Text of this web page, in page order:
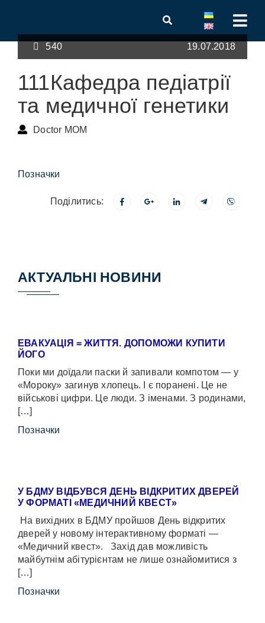
540 19.07.2018
111Кафедра педіатрії
та медичної генетики
Doctor MOM
Позначки
Поділитись:
АКТУАЛЬНІ НОВИНИ
ЕВАКУАЦІЯ = ЖИТТЯ. ДОПОМОЖИ КУПИТИ
ЙОГО
Поки ми доїдали паски й запивали компотом — у
«Мороку» загинув хлопець. І є поранені. Це не
військові цифри. Це люди. З іменами. З родинами,
[…]
Позначки
У БДМУ ВІДБУВСЯ ДЕНЬ ВІДКРИТИХ ДВЕРЕЙ
У ФОРМАТІ «МЕДИЧНИЙ КВЕСТ»
На вихідних в БДМУ пройшов День відкритих
дверей у новому інтерактивному форматі —
«Медичний квест». Захід дав можливість
майбутнім абітурієнтам не лише ознайомитися з
[…]
Позначки